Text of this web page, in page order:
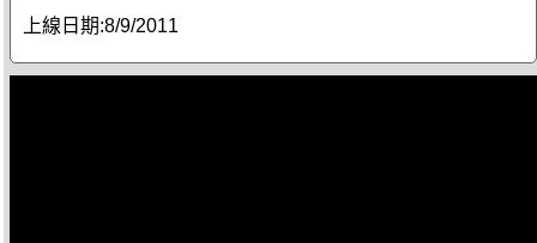
上線日期:8/9/2011